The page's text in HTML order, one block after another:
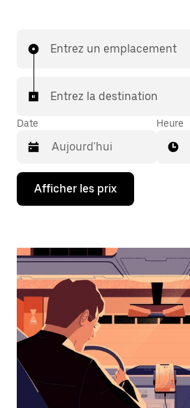
Entrez un emplacement
Entrez la destination
Date
Appuyez
la
bas
interagir
avec
calendrier
et
sélectionner
une
date.
Appuyez
Heure
Afficher les prix